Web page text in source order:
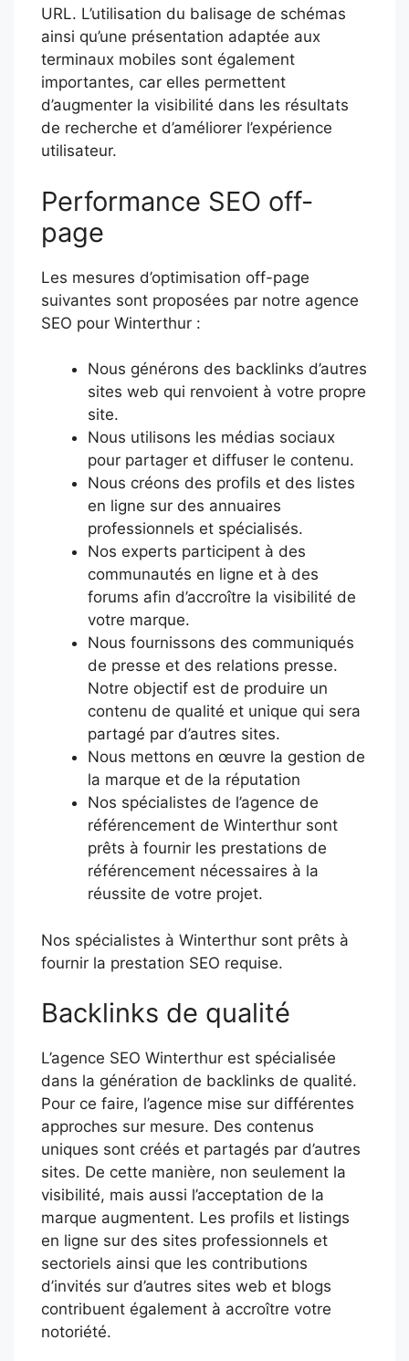
URL. L’utilisation du balisage de schémas
ainsi qu’une présentation adaptée aux
terminaux mobiles sont également
importantes, car elles permettent
d’augmenter la visibilité dans les résultats
de recherche et d’améliorer l’expérience
utilisateur.
Performance SEO off-
page
Les mesures d’optimisation off-page
suivantes sont proposées par notre agence
SEO pour Winterthur :
Nous générons des backlinks d’autres
sites web qui renvoient à votre propre
site.
Nous utilisons les médias sociaux
pour partager et diffuser le contenu.
Nous créons des profils et des listes
en ligne sur des annuaires
professionnels et spécialisés.
Nos experts participent à des
communautés en ligne et à des
forums afin d’accroître la visibilité de
votre marque.
Nous fournissons des communiqués
de presse et des relations presse.
Notre objectif est de produire un
contenu de qualité et unique qui sera
partagé par d’autres sites.
Nous mettons en œuvre la gestion de
la marque et de la réputation
Nos spécialistes de l’agence de
référencement de Winterthur sont
prêts à fournir les prestations de
référencement nécessaires à la
réussite de votre projet.
Nos spécialistes à Winterthur sont prêts à
fournir la prestation SEO requise.
Backlinks de qualité
L’agence SEO Winterthur est spécialisée
dans la génération de backlinks de qualité.
Pour ce faire, l’agence mise sur différentes
approches sur mesure. Des contenus
uniques sont créés et partagés par d’autres
sites. De cette manière, non seulement la
visibilité, mais aussi l’acceptation de la
marque augmentent. Les profils et listings
en ligne sur des sites professionnels et
sectoriels ainsi que les contributions
d’invités sur d’autres sites web et blogs
contribuent également à accroître votre
notoriété.